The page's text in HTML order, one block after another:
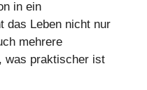
in ein
das Leben nicht nur
mehrere
was praktischer ist